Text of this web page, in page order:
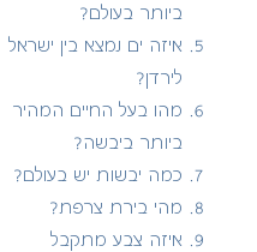
ביותר בעולם?
איזה ים נמצא בין ישראל
לירדן?
מהו בעל החיים המהיר
ביותר ביבשה?
כמה יבשות יש בעולם?
מהי בירת צרפת?
איזה צבע מתקבל